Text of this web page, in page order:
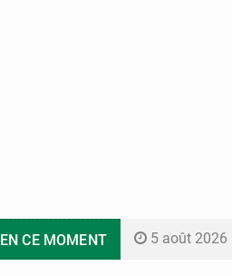
EN CE MOMENT 5 août 2026